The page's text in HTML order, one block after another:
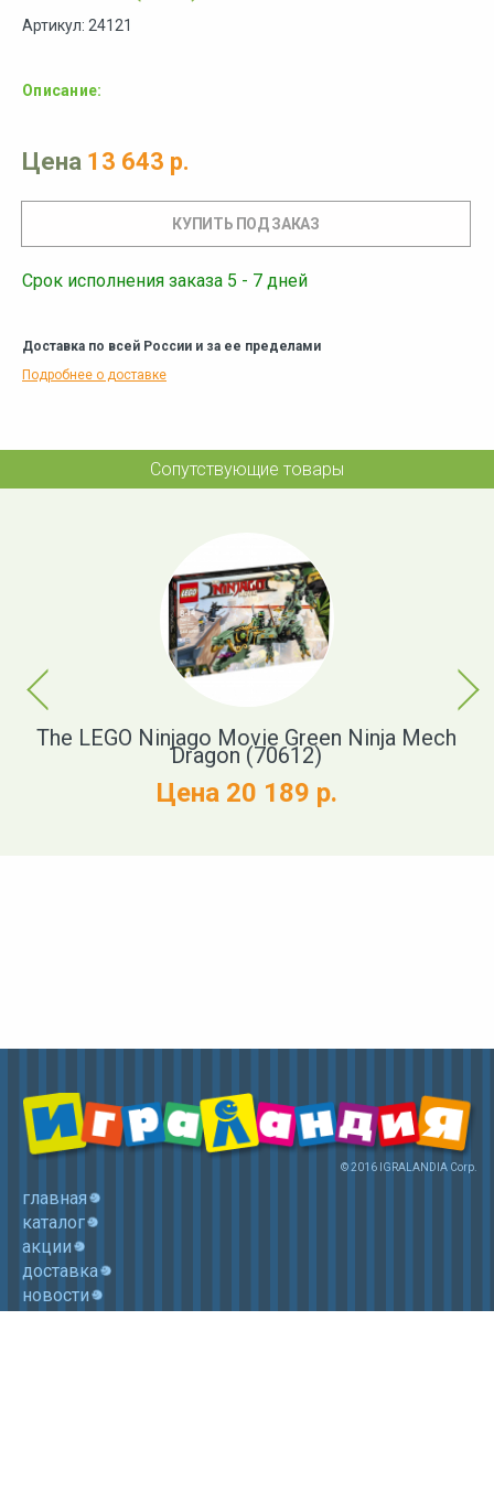
Артикул: 24121
Описание:
Цена 13 643 р.
Срок исполнения заказа 5 - 7 дней
Доставка по всей России и за ее пределами
Подробнее о доставке
Сопутствующие товары
Previous
The LEGO Ninjago Movie Green Ninja Mech
Dragon (70612)
Цена 20 189 р.
Next
© 2016 IGRALANDIA Corp.
главная
каталог
акции
доставка
новости